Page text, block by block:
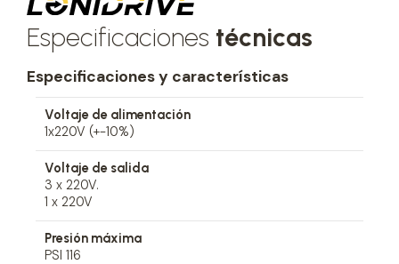
Especificaciones técnicas
Especificaciones y características
Voltaje de alimentación
1x220V (+-10%)
Voltaje de salida
3 x 220V.
1 x 220V
Presión máxima
PSI 116